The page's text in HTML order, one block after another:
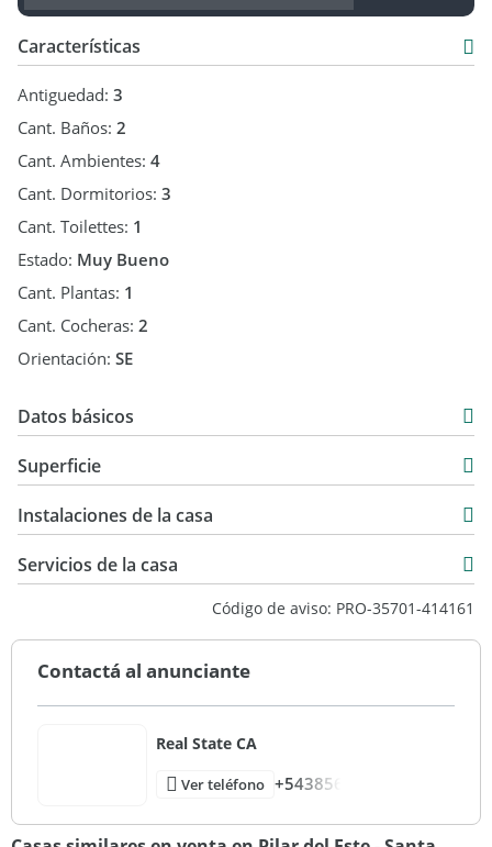
Características
Antiguedad: 3
Cant. Baños: 2
Cant. Ambientes: 4
Cant. Dormitorios: 3
Cant. Toilettes: 1
Estado: Muy Bueno
Cant. Plantas: 1
Cant. Cocheras: 2
Orientación: SE
Datos básicos
Venta
USD 188.000
Superficie
532 m2
118 m2
Instalaciones de la casa
Servicios de la casa
Código de aviso: PRO-35701-414161
Contactá al anunciante
Real State CA
Ver teléfono +543856